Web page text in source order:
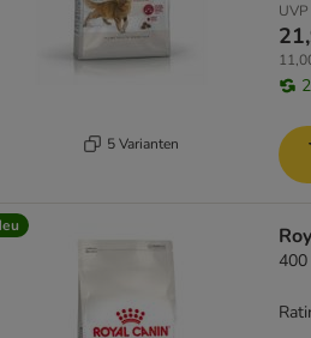
5 Varianten
UVP
400